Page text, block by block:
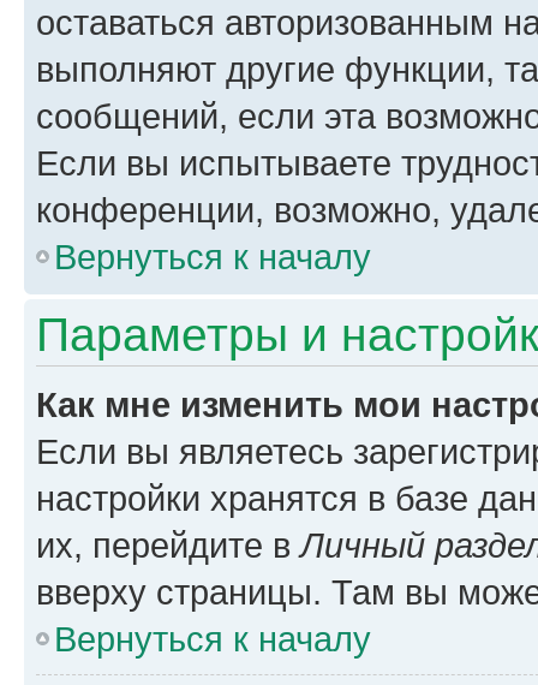
оставаться авторизованным
выполняют другие функции,
сообщений, если эта
Если вы испытываете
конференции, возможно,
Вернуться к началу
Параметры и
Как мне изменить мои
Если вы являетесь
настройки хранятся в базе
их, перейдите вЛичный
вверху страницы. Там вы
Вернуться к началу